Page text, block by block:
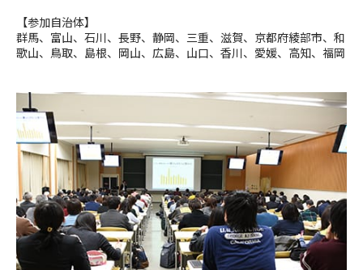
【参加自治体】
群馬、富山、石川、長野、静岡、三重、滋賀、京都府綾部市、和
歌山、鳥取、島根、岡山、広島、山口、香川、愛媛、高知、福岡